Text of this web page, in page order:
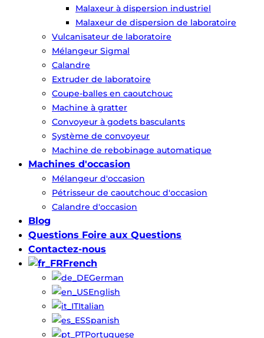
Malaxeur à dispersion industriel
Malaxeur de dispersion de laboratoire
Vulcanisateur de laboratoire
Mélangeur Sigmal
Calandre
Extruder de laboratoire
Coupe-balles en caoutchouc
Machine à gratter
Convoyeur à godets basculants
Système de convoyeur
Machine de rebobinage automatique
Machines d'occasion
Mélangeur d'occasion
Pétrisseur de caoutchouc d'occasion
Calandre d'occasion
Blog
Questions Foire aux Questions
Contactez-nous
French
German
English
Italian
Spanish
Portuguese